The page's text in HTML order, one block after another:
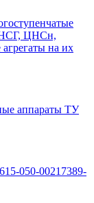
ЦНСн,
на их
аппараты ТУ
050-00217389-